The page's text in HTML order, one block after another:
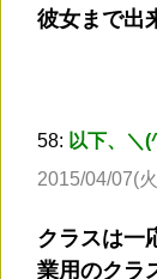
彼女まで出
58: 以下、＼
2015/04/07(
クラスは一
業用のクラ